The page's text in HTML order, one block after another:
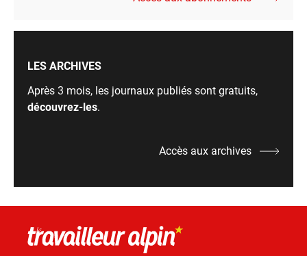
LES ARCHIVES
Après 3 mois, les journaux publiés sont gratuits,
découvrez-les.
Accès aux archives